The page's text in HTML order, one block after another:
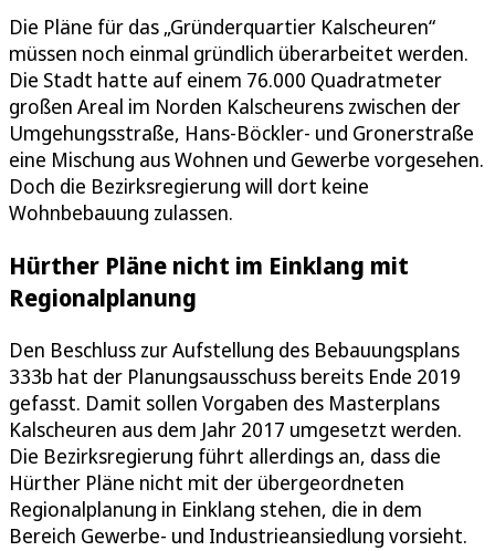
Die Pläne für das „Gründerquartier Kalscheuren“
müssen noch einmal gründlich überarbeitet werden.
Die Stadt hatte auf einem 76.000 Quadratmeter
großen Areal im Norden Kalscheurens zwischen der
Umgehungsstraße, Hans-Böckler- und Gronerstraße
eine Mischung aus Wohnen und Gewerbe vorgesehen.
Doch die Bezirksregierung will dort keine
Wohnbebauung zulassen.
Hürther Pläne nicht im Einklang mit
Regionalplanung
Den Beschluss zur Aufstellung des Bebauungsplans
333b hat der Planungsausschuss bereits Ende 2019
gefasst. Damit sollen Vorgaben des Masterplans
Kalscheuren aus dem Jahr 2017 umgesetzt werden.
Die Bezirksregierung führt allerdings an, dass die
Hürther Pläne nicht mit der übergeordneten
Regionalplanung in Einklang stehen, die in dem
Bereich Gewerbe- und Industrieansiedlung vorsieht.